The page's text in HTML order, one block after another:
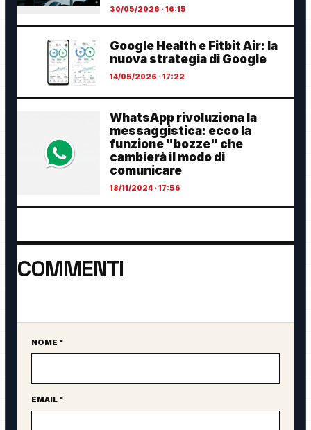
30/05/2026 · 16:15
Google Health e Fitbit Air: la
nuova strategia di Google
14/05/2026 · 17:22
WhatsApp rivoluziona la
messaggistica: ecco la
funzione "bozze" che
cambierà il modo di
comunicare
18/11/2024 · 17:56
COMMENTI
Sito web
NOME *
EMAIL *